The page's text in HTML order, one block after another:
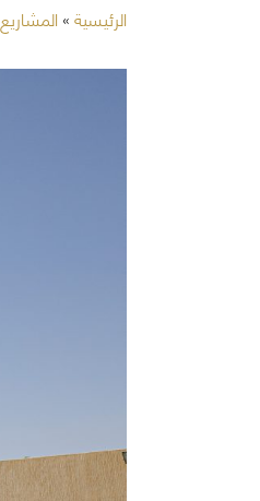
الرئيسية»المشاريع